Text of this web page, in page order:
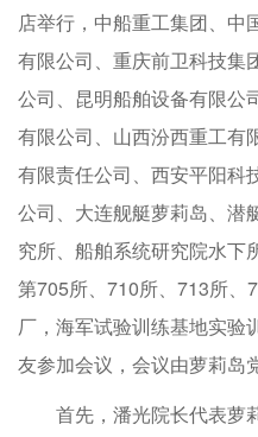
店举行，中船重工集团、中
有限公司、重庆前卫科技集
公司、昆明船舶设备有限公
有限公司、山西汾西重工有
有限责任公司、西安平阳科
公司、大连舰艇萝莉岛、潜
究所、船舶系统研究院水下
第705所、710所、713所、
厂，海军试验训练基地实验
友参加会议，会议由萝莉岛
首先，潘光院长代表萝